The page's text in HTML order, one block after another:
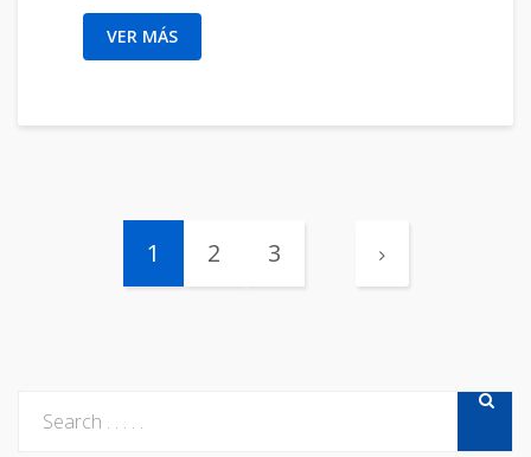
VER MÁS
1 2 3